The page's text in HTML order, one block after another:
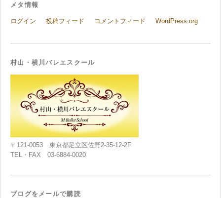
メタ情報
ログイン 投稿フィード コメントフィード WordPress.org
村山・横川バレエスクール
〒121-0053 東京都足立区佐野2-35-12-2F
TEL・FAX 03-6884-0020
ブログをメールで購読